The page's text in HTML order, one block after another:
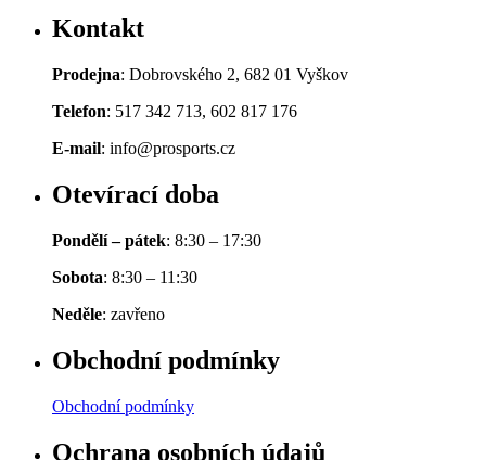
Kontakt
Prodejna: Dobrovského 2, 682 01 Vyškov
Telefon: 517 342 713, 602 817 176
E-mail: info@prosports.cz
Otevírací doba
Pondělí – pátek: 8:30 – 17:30
Sobota: 8:30 – 11:30
Neděle: zavřeno
Obchodní podmínky
Obchodní podmínky
Ochrana osobních údajů